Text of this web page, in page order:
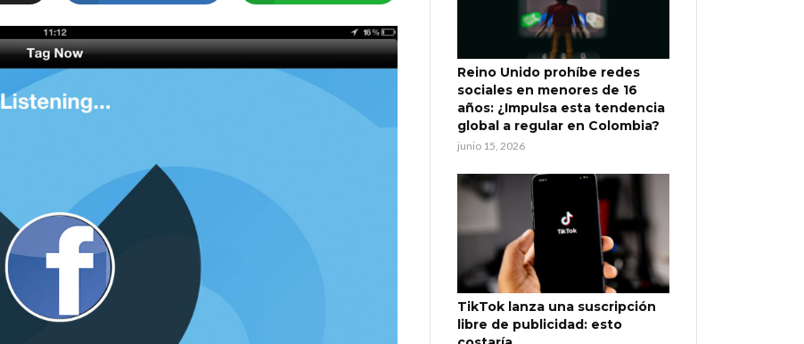
Reino Unido prohíbe redes
sociales en menores de 16
años: ¿Impulsa esta tendencia
global a regular en Colombia?
junio 15, 2026
TikTok lanza una suscripción
libre de publicidad: esto